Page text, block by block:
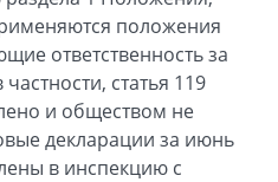
положения
ответственность за
статья 119
и обществом не
декларации за июнь
в инспекцию с